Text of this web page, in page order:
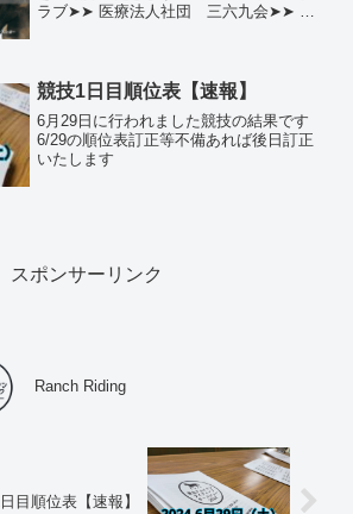
ラブ➤➤ 医療法人社団 三六九会➤➤ ウ
➤➤ S...
競技1日目順位表【速報】
6月29日に行われました競技の結果です
6/29の順位表訂正等不備あれば後日訂正
いたします
スポンサーリンク
Ranch Riding
目順位表【速報】